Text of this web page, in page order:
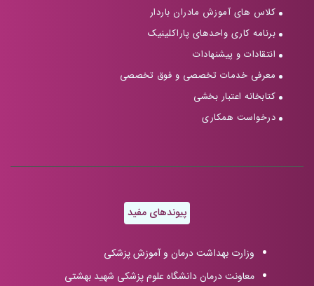
کلاس های آموزش مادران باردار
برنامه کاری واحدهای پاراکلینیک
انتقادات و پیشنهادات
معرفی خدمات تخصصی و فوق تخصصی
کتابخانه اعتبار بخشی
درخواست همکاری
پیوندهای مفید
وزارت بهداشت درمان و آموزش پزشکی
معاونت درمان دانشگاه علوم پزشکی شهید بهشتی